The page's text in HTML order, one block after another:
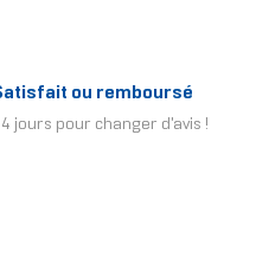
ou remboursé
jours pour changer d'avis !